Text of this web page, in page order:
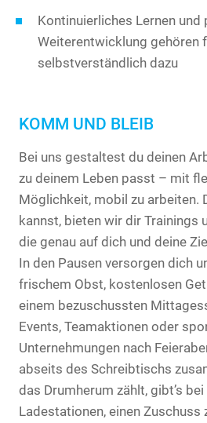
Kontinuierliches Lernen und
Weiterentwicklung gehören
selbstverständlich dazu
KOMM UND BLEIB
Bei uns gestaltest du deinen
zu deinem Leben passt – mit
Möglichkeit, mobil zu arbeiten.
kannst, bieten wir dir Trainings
die genau auf dich und deine
In den Pausen versorgen dich
frischem Obst, kostenlosen
einem bezuschussten
Events, Teamaktionen oder
Unternehmungen nach
abseits des Schreibtischs
das Drumherum zählt, gibt’s
Ladestationen, einen Zuschuss